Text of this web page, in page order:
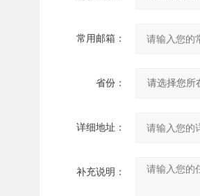
常用邮箱：
省份：
详细地址：
补充说明：